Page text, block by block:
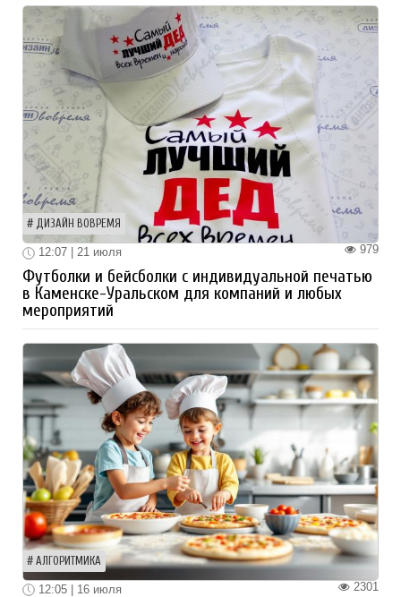
ДИЗАЙН ВОВРЕМЯ
979
12:07 | 21 июля
Футболки и бейсболки с индивидуальной печатью
в Каменске-Уральском для компаний и любых
мероприятий
АЛГОРИТМИКА
2301
12:05 | 16 июля